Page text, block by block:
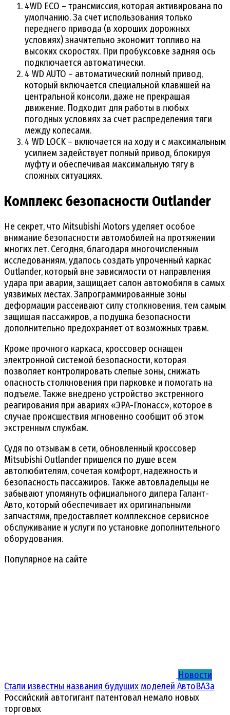
4WD ECO – трансмиссия, которая активирована по
умолчанию. За счет использования только
переднего привода (в хороших дорожных
условиях) значительно экономит топливо на
высоких скоростях. При пробуксовке задняя ось
подключается автоматически.
4 WD AUTO – автоматический полный привод,
который включается специальной клавишей на
центральной консоли, даже не прекращая
движение. Подходит для работы в любых
погодных условиях за счет распределения тяги
между колесами.
4 WD LOCK – включается на ходу и с максимальным
усилием задействует полный привод, блокируя
муфту и обеспечивая максимальную тягу в
сложных ситуациях.
Комплекс безопасности Outlander
Не секрет, что Mitsubishi Motors уделяет особое
внимание безопасности автомобилей на протяжении
многих лет. Сегодня, благодаря многочисленным
исследованиям, удалось создать упроченный каркас
Outlander, который вне зависимости от направления
удара при аварии, защищает салон автомобиля в самых
уязвимых местах. Запрограммированные зоны
деформации рассеивают силу столкновения, тем самым
защищая пассажиров, а подушка безопасности
дополнительно предохраняет от возможных травм.
Кроме прочного каркаса, кроссовер оснащен
электронной системой безопасности, которая
позволяет контролировать слепые зоны, снижать
опасность столкновения при парковке и помогать на
подъеме. Также внедрено устройство экстренного
реагирования при авариях «ЭРА-Глонасс», которое в
случае происшествия мгновенно сообщит об этом
экстренным службам.
Судя по отзывам в сети, обновленный кроссовер
Mitsubishi Outlander пришелся по душе всем
автолюбителям, сочетая комфорт, надежность и
безопасность пассажиров. Также автовладельцы не
забывают упомянуть официального дилера Галант-
Авто, который обеспечивает их оригинальными
запчастями, предоставляет комплексное сервисное
обслуживание и услуги по установке дополнительного
оборудования.
Популярное на сайте
Новости
Стали известны названия будущих моделей АвтоВАЗа
Российский автогигант патентовал немало новых
торговых